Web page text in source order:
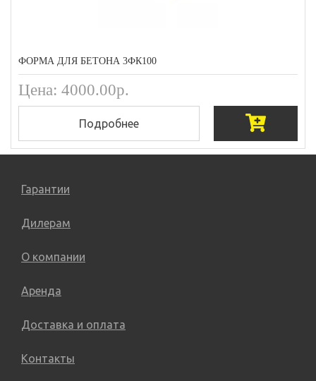
ФОРМА ДЛЯ БЕТОНА 3ФК100
Цена: 4000.00р.
Подробнее
Гарантии
Дилерам
О компании
Аренда
Доставка и оплата
Контакты